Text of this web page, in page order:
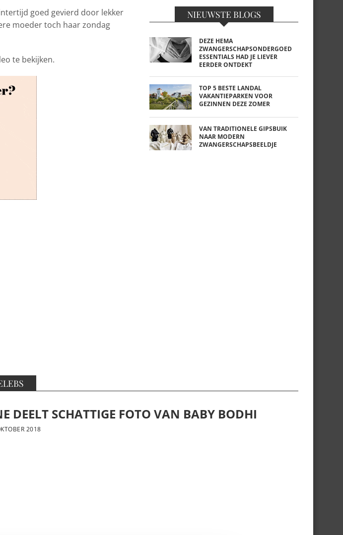
goed gevierd door lekker
moeder toch haar zondag
te bekijken.
NIEUWSTE BLOGS
DEZE HEMA
ZWANGERSCHAPSONDERGOED
ESSENTIALS HAD JE LIEVER
EERDER ONTDEKT
TOP 5 BESTE LANDAL
VAKANTIEPARKEN VOOR
GEZINNEN DEZE ZOMER
VAN TRADITIONELE GIPSBUIK
NAAR MODERN
ZWANGERSCHAPSBEELDJE
DEELT SCHATTIGE FOTO VAN BABY BODHI
2018